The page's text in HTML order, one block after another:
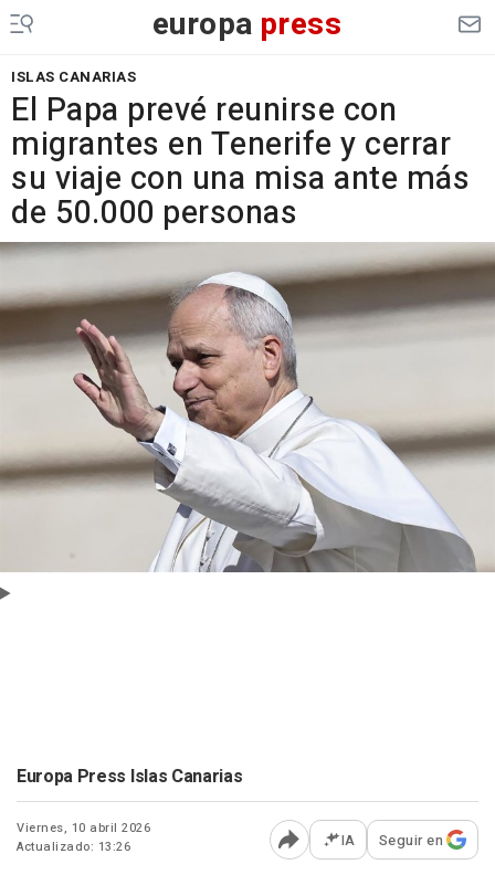
europa press
ISLAS CANARIAS
El Papa prevé reunirse con
migrantes en Tenerife y cerrar
su viaje con una misa ante más
de 50.000 personas
Europa Press Islas Canarias
Viernes, 10 abril 2026
Actualizado: 13:26
Abrir opciones para
IA Seguir en